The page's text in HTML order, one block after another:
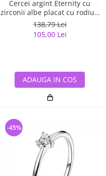
Cercei argint Eternity cu
zirconii albe placat cu rodiu -
ETU0153
138,79 Lei
105,00 Lei
ADAUGA IN COS
-45%